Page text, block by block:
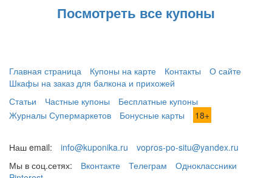
Посмотреть все купоны
Главная страница Купоны на карте Контакты
О сайте
Шкафы на заказ для балкона и прихожей
Статьи
Частные купоны
Бесплатные купоны
Журналы Супермаркетов
Бонусные карты 18+
Наш email: info@kuponika.ru
vopros-po-situ@yandex.ru
Мы в соц.сетях:
Вконтакте Телеграм
Одноклассники